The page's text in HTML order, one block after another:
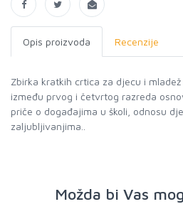
Opis proizvoda Recenzije
Zbirka kratkih crtica za djecu i
između prvog i četvrtog razreda
priče o događajima u školi, odnosu
zaljubljivanjima..
Možda bi Vas